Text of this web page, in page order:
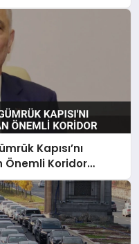
Kapısı’nı
Önemli Koridor